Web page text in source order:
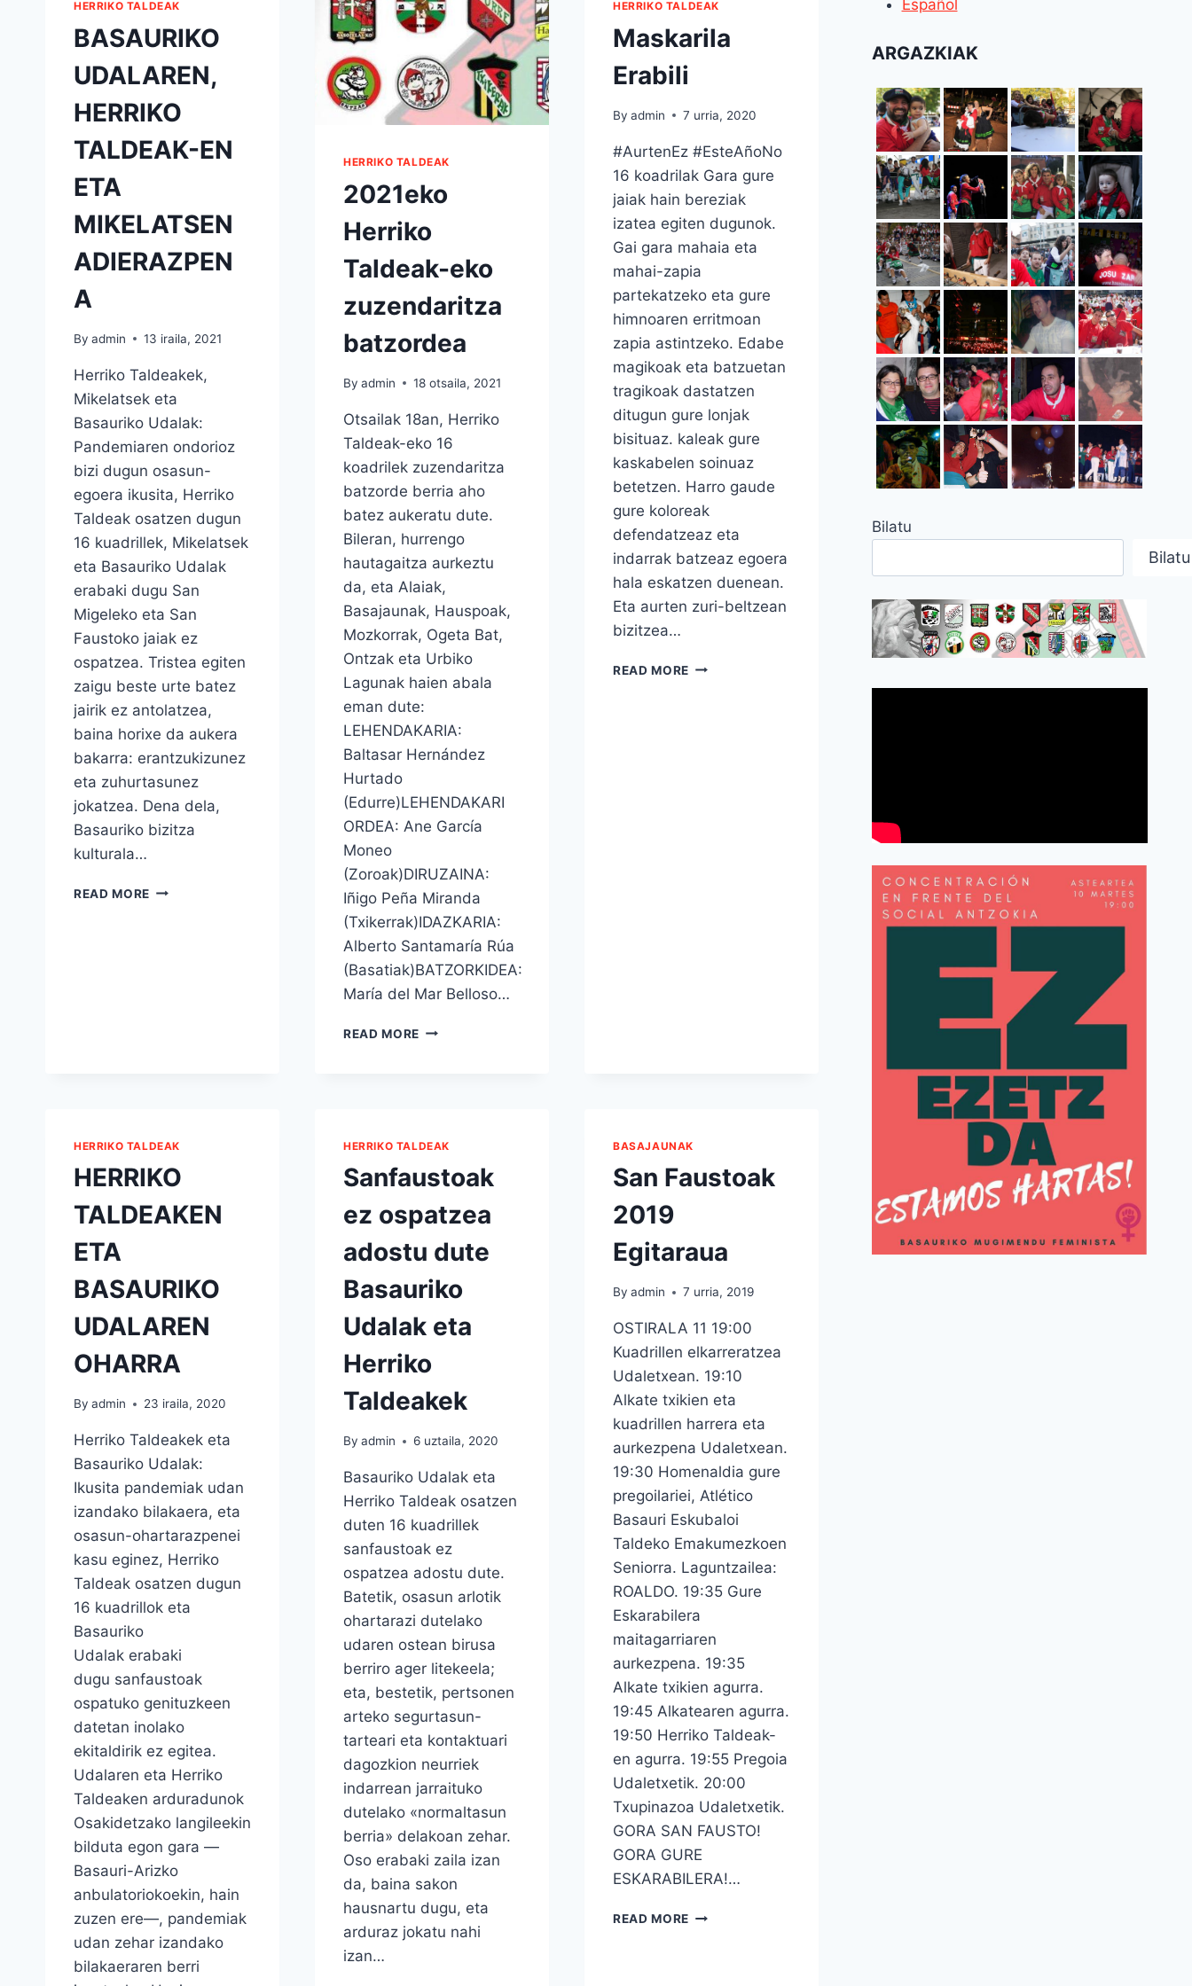
HERRIKO TALDEAK
BASAURIKO
UDALAREN,
HERRIKO
TALDEAK-EN
ETA
MIKELATSEN
ADIERAZPEN
A
By admin 13 iraila, 2021
Herriko Taldeakek,
Mikelatsek eta
Basauriko Udalak:
Pandemiaren ondorioz
bizi dugun osasun-
egoera ikusita, Herriko
Taldeak osatzen dugun
16 kuadrillek, Mikelatsek
eta Basauriko Udalak
erabaki dugu San
Migeleko eta San
Faustoko jaiak ez
ospatzea. Tristea egiten
zaigu beste urte batez
jairik ez antolatzea,
baina horixe da aukera
bakarra: erantzukizunez
eta zuhurtasunez
jokatzea. Dena dela,
Basauriko bizitza
kulturala…
READ MORE BASAURIKO
HERRIKO TALDEAK
2021eko
Herriko
Taldeak-eko
zuzendaritza
batzordea
By admin 18 otsaila, 2021
Otsailak 18an, Herriko
Taldeak-eko 16
koadrilek zuzendaritza
batzorde berria aho
batez aukeratu dute.
Bileran, hurrengo
hautagaitza aurkeztu
da, eta Alaiak,
Basajaunak, Hauspoak,
Mozkorrak, Ogeta Bat,
Ontzak eta Urbiko
Lagunak haien abala
eman dute:
LEHENDAKARIA:
Baltasar Hernández
Hurtado
(Edurre)LEHENDAKARI
ORDEA: Ane García
Moneo
(Zoroak)DIRUZAINA:
Iñigo Peña Miranda
(Txikerrak)IDAZKARIA:
Alberto Santamaría Rúa
(Basatiak)BATZORKIDEA:
María del Mar Belloso…
READ MORE 2021EKO
HERRIKO TALDEAK
Maskarila
Erabili
By admin 7 urria, 2020
#AurtenEz #EsteAñoNo
16 koadrilak Gara gure
jaiak hain bereziak
izatea egiten dugunok.
Gai gara mahaia eta
mahai-zapia
partekatzeko eta gure
himnoaren erritmoan
zapia astintzeko. Edabe
magikoak eta batzuetan
tragikoak dastatzen
ditugun gure lonjak
bisituaz. kaleak gure
kaskabelen soinuaz
betetzen. Harro gaude
gure koloreak
defendatzeaz eta
indarrak batzeaz egoera
hala eskatzen duenean.
Eta aurten zuri-beltzean
bizitzea…
READ MORE MASKARILA
HERRIKO TALDEAK
HERRIKO
TALDEAKEN
ETA
BASAURIKO
UDALAREN
OHARRA
By admin 23 iraila, 2020
Herriko Taldeakek eta
Basauriko Udalak:
Ikusita pandemiak udan
izandako bilakaera, eta
osasun-ohartarazpenei
kasu eginez, Herriko
Taldeak osatzen dugun
16 kuadrillok eta
Basauriko
Udalak erabaki
dugu sanfaustoak
ospatuko genituzkeen
datetan inolako
ekitaldirik ez egitea.
Udalaren eta Herriko
Taldeaken arduradunok
Osakidetzako langileekin
bilduta egon gara —
Basauri-Arizko
anbulatoriokoekin, hain
zuzen ere—, pandemiak
udan zehar izandako
bilakaeraren berri
HERRIKO TALDEAK
Sanfaustoak
ez ospatzea
adostu dute
Basauriko
Udalak eta
Herriko
Taldeakek
By admin 6 uztaila, 2020
Basauriko Udalak eta
Herriko Taldeak osatzen
duten 16 kuadrillek
sanfaustoak ez
ospatzea adostu dute.
Batetik, osasun arlotik
ohartarazi dutelako
udaren ostean birusa
berriro ager litekeela;
eta, bestetik, pertsonen
arteko segurtasun-
tarteari eta kontaktuari
dagozkion neurriek
indarrean jarraituko
dutelako «normaltasun
berria» delakoan zehar.
Oso erabaki zaila izan
da, baina sakon
hausnartu dugu, eta
arduraz jokatu nahi
izan…
BASAJAUNAK
San Faustoak
2019
Egitaraua
By admin 7 urria, 2019
OSTIRALA 11 19:00
Kuadrillen elkarreratzea
Udaletxean. 19:10
Alkate txikien eta
kuadrillen harrera eta
aurkezpena Udaletxean.
19:30 Homenaldia gure
pregoilariei, Atlético
Basauri Eskubaloi
Taldeko Emakumezkoen
Seniorra. Laguntzailea:
ROALDO. 19:35 Gure
Eskarabilera
maitagarriaren
aurkezpena. 19:35
Alkate txikien agurra.
19:45 Alkatearen agurra.
19:50 Herriko Taldeak-
en agurra. 19:55 Pregoia
Udaletxetik. 20:00
Txupinazoa Udaletxetik.
GORA SAN FAUSTO!
GORA GURE
ESKARABILERA!…
READ MORE SAN
Español
ARGAZKIAK
Bilatu
Bilatu